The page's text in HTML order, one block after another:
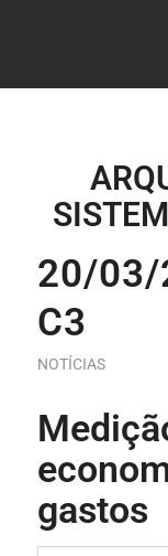
20/03/
C3
NOTÍCIAS
gastos